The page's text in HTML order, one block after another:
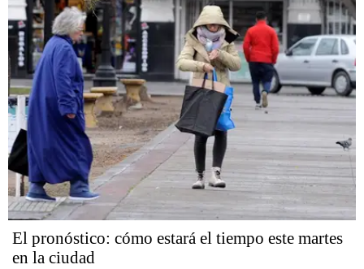
El pronóstico: cómo estará el tiempo este martes
en la ciudad